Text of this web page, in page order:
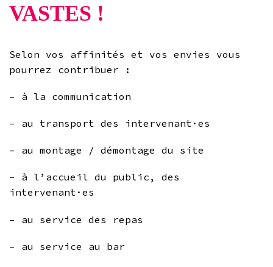
VASTES !
Selon vos affinités et vos envies vous
pourrez contribuer :
– à la communication
– au transport des intervenant·es
– au montage / démontage du site
– à l’accueil du public, des
intervenant·es
– au service des repas
– au service au bar